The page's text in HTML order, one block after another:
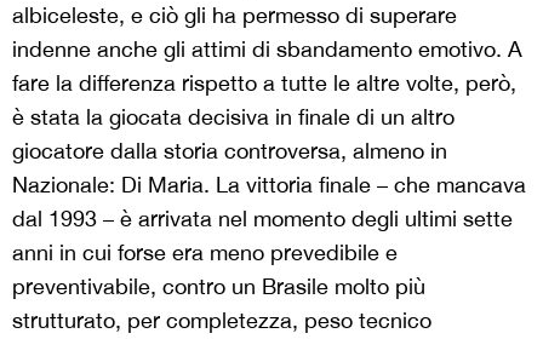
albiceleste, e ciò gli ha permesso di superare
indenne anche gli attimi di sbandamento emotivo. A
fare la differenza rispetto a tutte le altre volte, però,
è stata la giocata decisiva in finale di un altro
giocatore dalla storia controversa, almeno in
Nazionale: Di Maria. La vittoria finale – che mancava
dal 1993 – è arrivata nel momento degli ultimi sette
anni in cui forse era meno prevedibile e
preventivabile, contro un Brasile molto più
strutturato, per completezza, peso tecnico